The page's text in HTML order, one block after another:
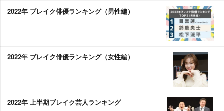
2022年 ブレイク俳優ランキング（男性編）
2022年 ブレイク俳優ランキング（女性編）
2022年 上半期ブレイク芸人ランキング